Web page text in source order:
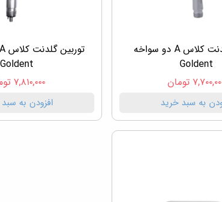
توربین گلدنت کلاس A دو سواخه
Goldent
تومان
به سبد خرید
Goldent
۷,۸۱۰,۰۰۰ تومان
افزودن به